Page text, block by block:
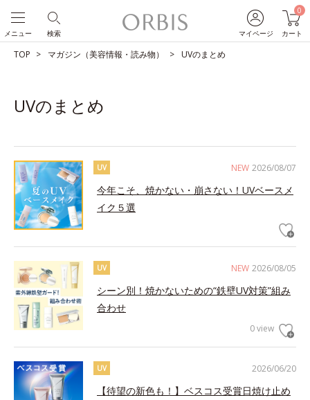
マイページ
0
カート
検索
メニュー
TOP マガジン（美容情報・読み物） UVのまとめ
UVのまとめ
NEW 2026/08/07
UV
今年こそ、焼かない・崩さない！UVベースメ
イク５選
NEW 2026/08/05
UV
シーン別！焼かないための“鉄壁UV対策”組み
合わせ
0 view
2026/06/20
UV
【待望の新色も！】ベスコス受賞日焼け止め